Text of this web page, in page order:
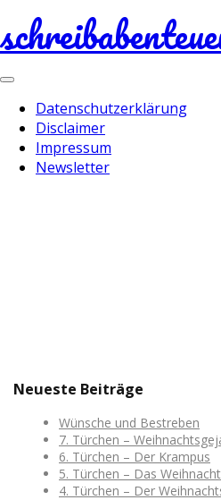
Toggle
Datenschutzerklärung
Disclaimer
Impressum
Newsletter
Neueste Beiträge
Wünsche und Bestreben
7. Türchen –
6. Türchen – Der Krampus
5. Türchen – Das
4. Türchen – Der